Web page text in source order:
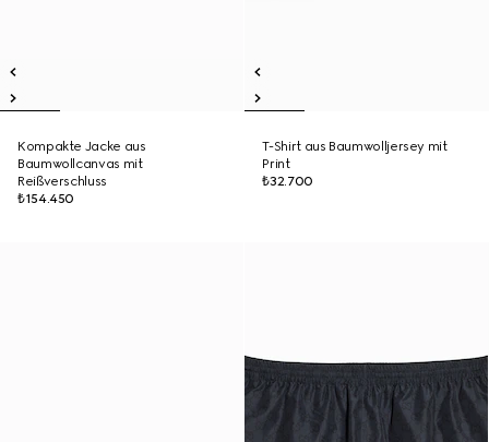
Kompakte Jacke aus
Baumwollcanvas mit
Reißverschluss
₺154.450
T-Shirt aus Baumwolljersey mit
Print
₺32.700